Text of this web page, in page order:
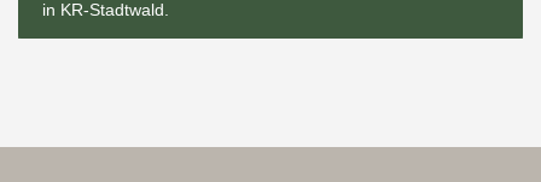
in KR-Stadtwald .